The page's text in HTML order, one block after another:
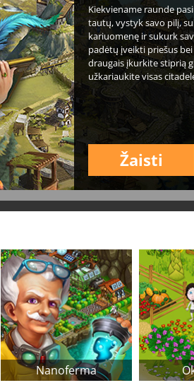
Kiekviename raunde
tautų, vystyk savo pilį,
kariuomenę ir sukurk
padėtų įveikti priešus
draugais įkurkite stiprią
užkariaukite visas
Žaisti
Nanoferma